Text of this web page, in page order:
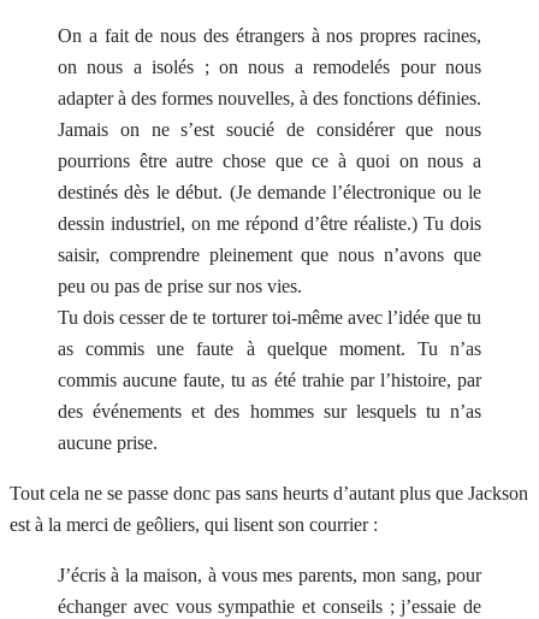
On a fait de nous des étrangers à nos propres racines,
on nous a isolés ; on nous a remodelés pour nous
adapter à des formes nouvelles, à des fonctions définies.
Jamais on ne s’est soucié de considérer que nous
pourrions être autre chose que ce à quoi on nous a
destinés dès le début. (Je demande l’électronique ou le
dessin industriel, on me répond d’être réaliste.) Tu dois
saisir, comprendre pleinement que nous n’avons que
peu ou pas de prise sur nos vies.
Tu dois cesser de te torturer toi-même avec l’idée que tu
as commis une faute à quelque moment. Tu n’as
commis aucune faute, tu as été trahie par l’histoire, par
des événements et des hommes sur lesquels tu n’as
aucune prise.
Tout cela ne se passe donc pas sans heurts d’autant plus que Jackson
est à la merci de geôliers, qui lisent son courrier :
J’écris à la maison, à vous mes parents, mon sang, pour
échanger avec vous sympathie et conseils ; j’essaie de